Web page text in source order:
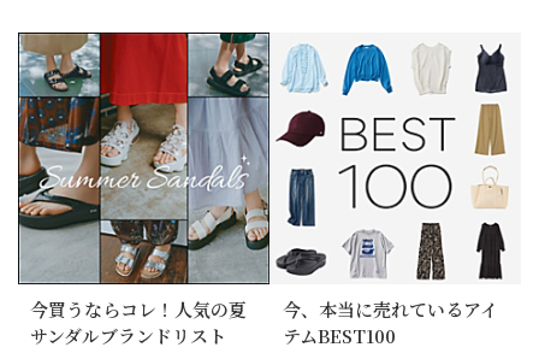
今買うならコレ！人気の夏
サンダルブランドリスト
今、本当に売れているアイ
テムBEST100